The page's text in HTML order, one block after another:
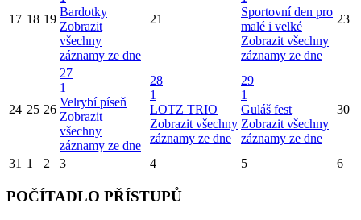
17 18 19
Bardotky
Zobrazit
všechny
záznamy ze dne
21
Sportovní den pro
malé i velké
Zobrazit všechny
záznamy ze dne
23
24 25 26
27
1
Velrybí píseň
Zobrazit
všechny
záznamy ze dne
28
1
LOTZ TRIO
Zobrazit všechny
záznamy ze dne
29
1
Guláš fest
Zobrazit všechny
záznamy ze dne
30
31 1 2 3 4 5 6
POČÍTADLO PŘÍSTUPŮ